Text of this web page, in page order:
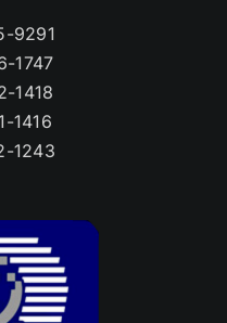
9291
1747
1418
1416
1243